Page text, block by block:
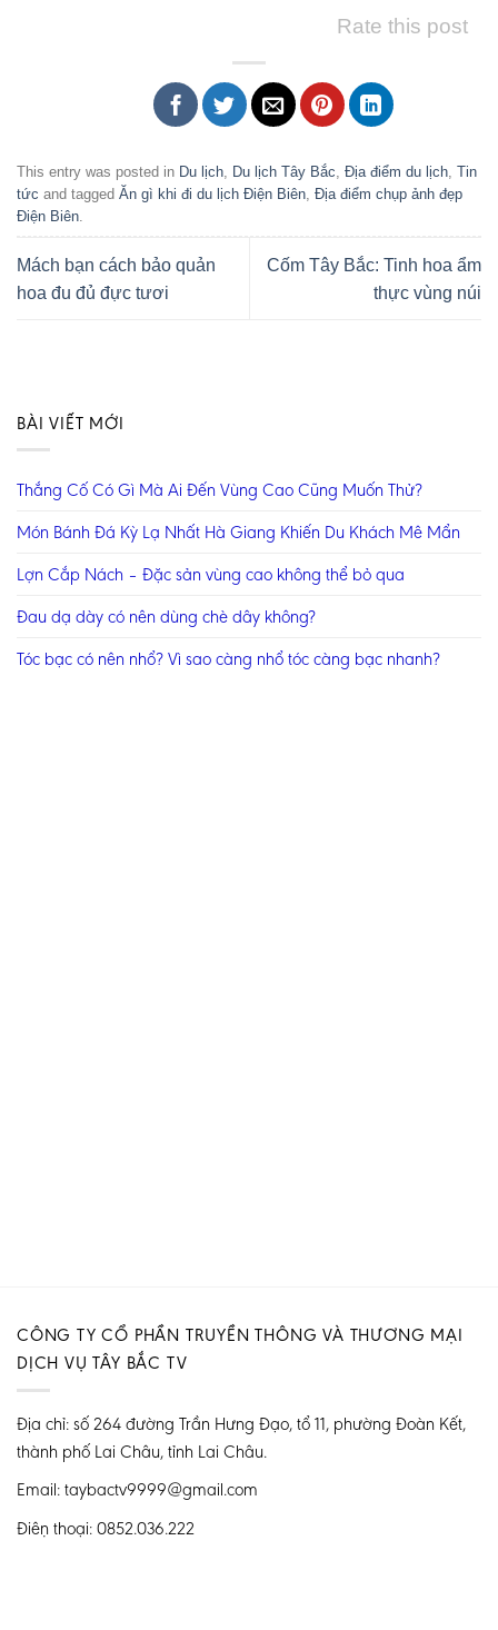
Rate this post
This entry was posted in Du lịch Du lịch Tây Bắc Địa điểm du lịch Tin
tức and tagged Ăn gì khi đi du lịch Điện Biên Địa điểm chụp ảnh đẹp
Điện Biên
Mách bạn cách bảo quản
hoa đu đủ đực tươi
Cốm Tây Bắc: Tinh hoa ẩm
thực vùng núi
BÀI VIẾT MỚI
Thắng Cố Có Gì Mà Ai Đến Vùng Cao Cũng Muốn Thử?
Món Bánh Đá Kỳ Lạ Nhất Hà Giang Khiến Du Khách Mê Mẩn
Lợn Cắp Nách – Đặc sản vùng cao không thể bỏ qua
Đau dạ dày có nên dùng chè dây không?
Tóc bạc có nên nhổ? Vì sao càng nhổ tóc càng bạc nhanh?
CÔNG TY CỔ PHẦN TRUYỀN THÔNG VÀ THƯƠNG MẠI
DỊCH VỤ TÂY BẮC TV
Địa chỉ: số 264 đường Trần Hưng Đạo, tổ 11, phường Đoàn Kết,
thành phố Lai Châu, tỉnh Lai Châu.
Email: taybactv9999@gmail.com
Điện thoại: 0852.036.222